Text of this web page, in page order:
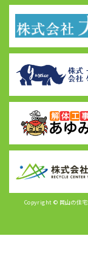
Copyright © 岡山の住宅